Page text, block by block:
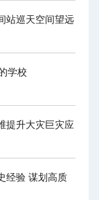
站巡天空间望远
学校
提升大灾巨灾应
经验 谋划高质